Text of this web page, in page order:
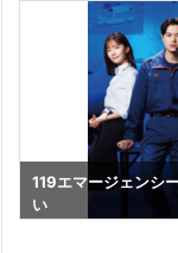
119エマージェンシ
い